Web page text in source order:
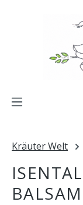
Kräuter Welt